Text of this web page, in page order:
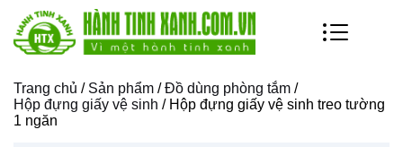
Trang chủ / Sản phẩm /Đồ dùng phòng tắm /
Hộp đựng giấy vệ sinh / Hộp đựng giấy vệ sinh treo tường
1 ngăn